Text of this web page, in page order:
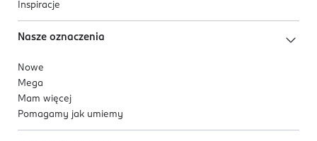
Inspiracje
Nasze oznaczenia
Nowe
Mega
Mam więcej
Pomagamy jak umiemy